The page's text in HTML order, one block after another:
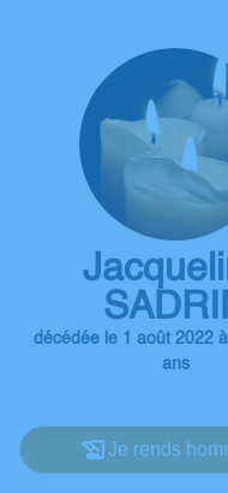
décédée le 1 août 2022
ans
Je rends